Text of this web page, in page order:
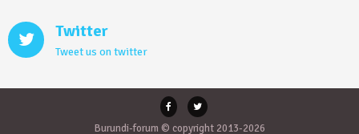
Twitter
Tweet us on twitter
Burundi-forum © copyright 2013-2026